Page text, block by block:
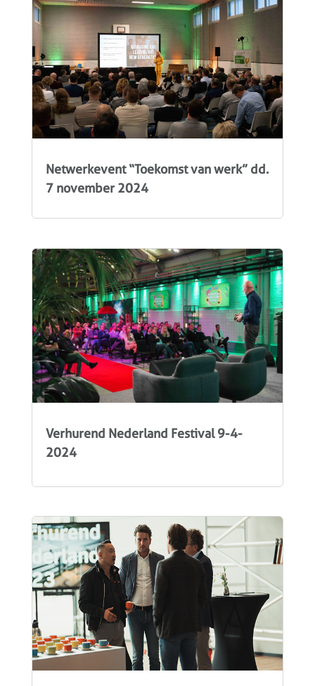
Netwerkevent “Toekomst van werk” dd.
7 november 2024
Verhurend Nederland Festival 9-4-
2024